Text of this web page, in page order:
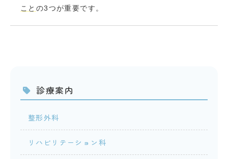
こと の3つが重要です。
診療案内
整形外科
リハビリテーション科